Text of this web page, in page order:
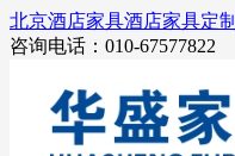
北京酒店家具酒店家具定制
咨询电话：010-67577822